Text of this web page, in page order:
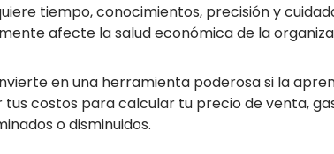
tiempo, conocimientos, precisión y
afecte la salud económica de la
en una herramienta poderosa si la
costos para calcular tu precio de venta,
o disminuidos.